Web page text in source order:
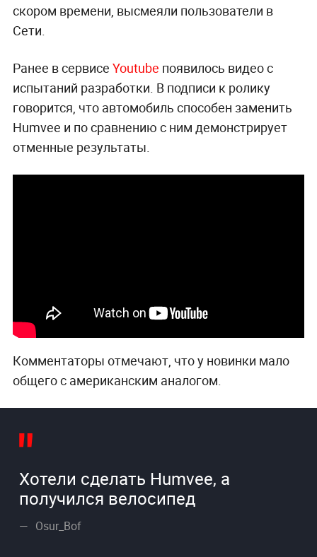
скором времени, высмеяли пользователи в
Сети.
Ранее в сервисе Youtube появилось видео с
испытаний разработки. В подписи к ролику
говорится, что автомобиль способен заменить
Humvee и по сравнению с ним демонстрирует
отменные результаты.
Комментаторы отмечают, что у новинки мало
общего с американским аналогом.
Хотели сделать Humvee, а
получился велосипед
Osur_Bof